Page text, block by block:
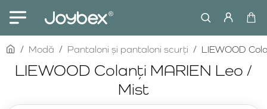
LIEWOOD Colanți MARIEN Leo /
Mist
homeModă Pantaloni și pantaloni scurți LIEWOOD